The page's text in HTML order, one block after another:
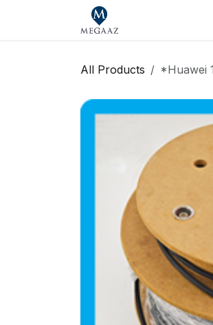
All Products *Huawei